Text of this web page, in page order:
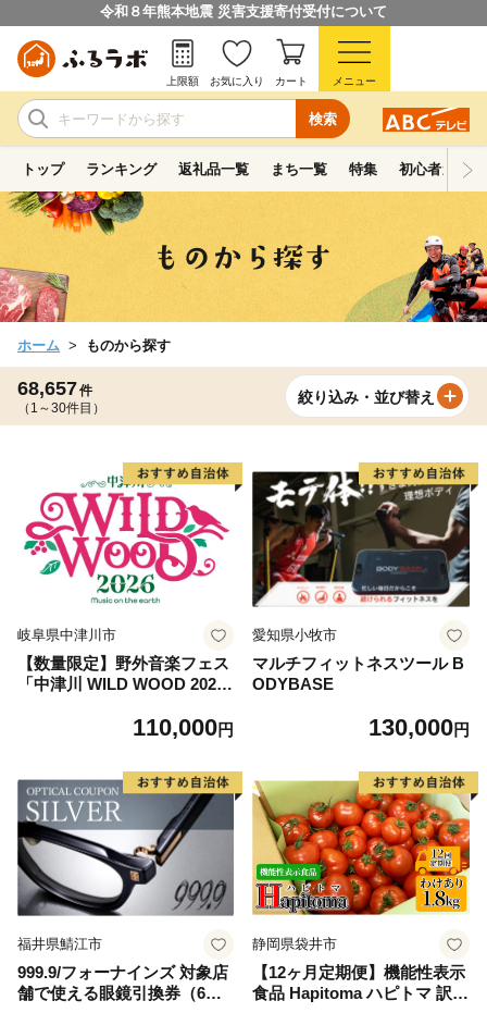
令和８年熊本地震 災害支援寄付受付について
検索
上限額 お気に入り カート メニュー
トップ ランキング 返礼品一覧 まち一覧 特集 初心者ガイド
ホーム ものから探す
68,657件
（1～30件目）
絞り込み・並び替え
岐阜県中津川市
【数量限定】野外音楽フェス
「中津川 WILD WOOD 202
高生1名） フェス ロック ミ
祭 キャンプ F4N-2336
110,000円
愛知県小牧市
マルチフィットネスツール B
ODYBASE
130,000円
福井県鯖江市
999.9/フォーナインズ 対象店
舗で使える眼鏡引換券（6万
静岡県袋井市
【12ヶ月定期便】機能性表示
食品 Hapitoma ハピトマ 訳あ